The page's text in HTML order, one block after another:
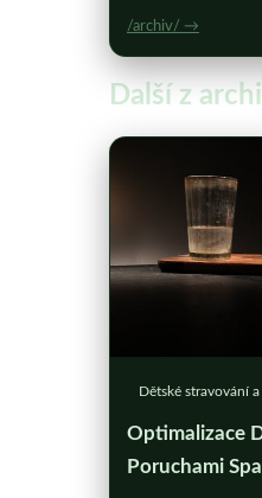
/archiv/ →
Další z
Dětské stravování
Optimalizace
Poruchami